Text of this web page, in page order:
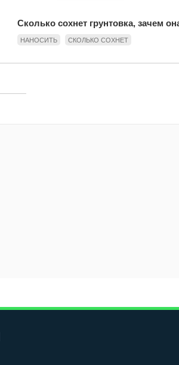
Сколько сохнет грунтовка, зачем
НАНОСИТЬ СКОЛЬКО СОХНЕТ